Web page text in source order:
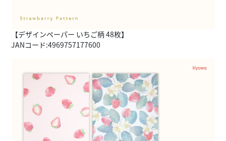
【デザインペーパー いちご柄 48枚】
JANコード:4969757177600